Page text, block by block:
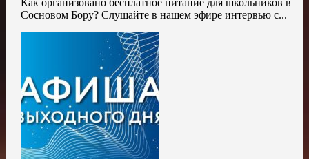
Сосновом Бору? Слушайте в нашем эфире интервью с...